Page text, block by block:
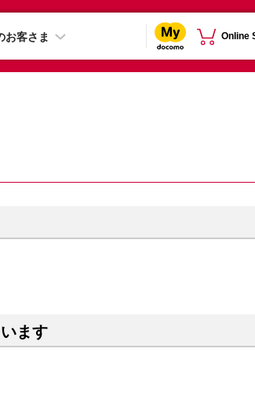
お客さま Online
ます